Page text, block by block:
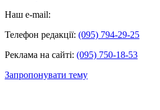
Наш e-mail:
Телефон редакції: (095) 794-29-25
Реклама на сайті: (095) 750-18-53
Запропонувати тему